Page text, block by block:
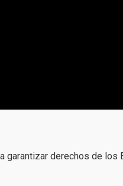
garantizar derechos de los